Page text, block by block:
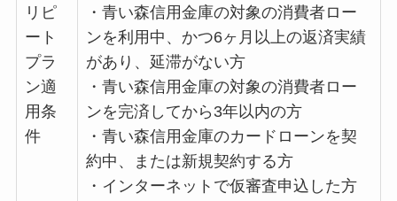
リピ
ート
プラ
ン適
用条
件
・青い森信用金庫の対象の消費者ロー
ンを利用中、かつ6ヶ月以上の返済実績
があり、延滞がない方
・青い森信用金庫の対象の消費者ロー
ンを完済してから3年以内の方
・青い森信用金庫のカードローンを契
約中、または新規契約する方
・インターネットで仮審査申込した方